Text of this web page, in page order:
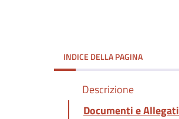
INDICE DELLA PAGINA
Descrizione
Documenti e Allegati